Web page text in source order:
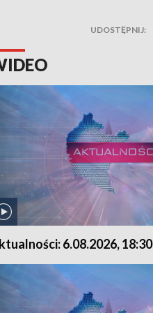
UDOSTĘPNIJ:
6.08.2026, 18:30